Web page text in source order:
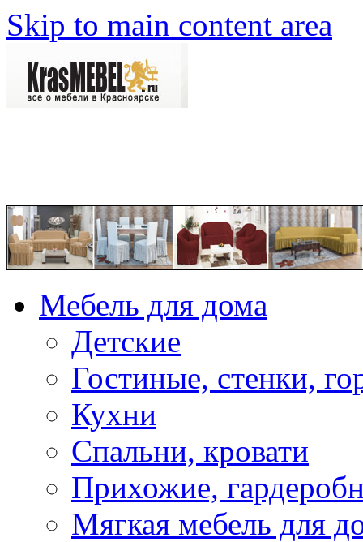
Skip to main content area
Мебель для дома
Детские
Гостиные, стенки,
Кухни
Спальни, кровати
Прихожие,
Мягкая мебель для